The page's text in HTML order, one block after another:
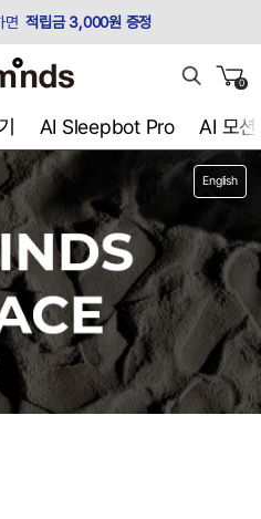
면 적립금 3,000원 증정
0
AI Sleepbot Pro AI 모션
English